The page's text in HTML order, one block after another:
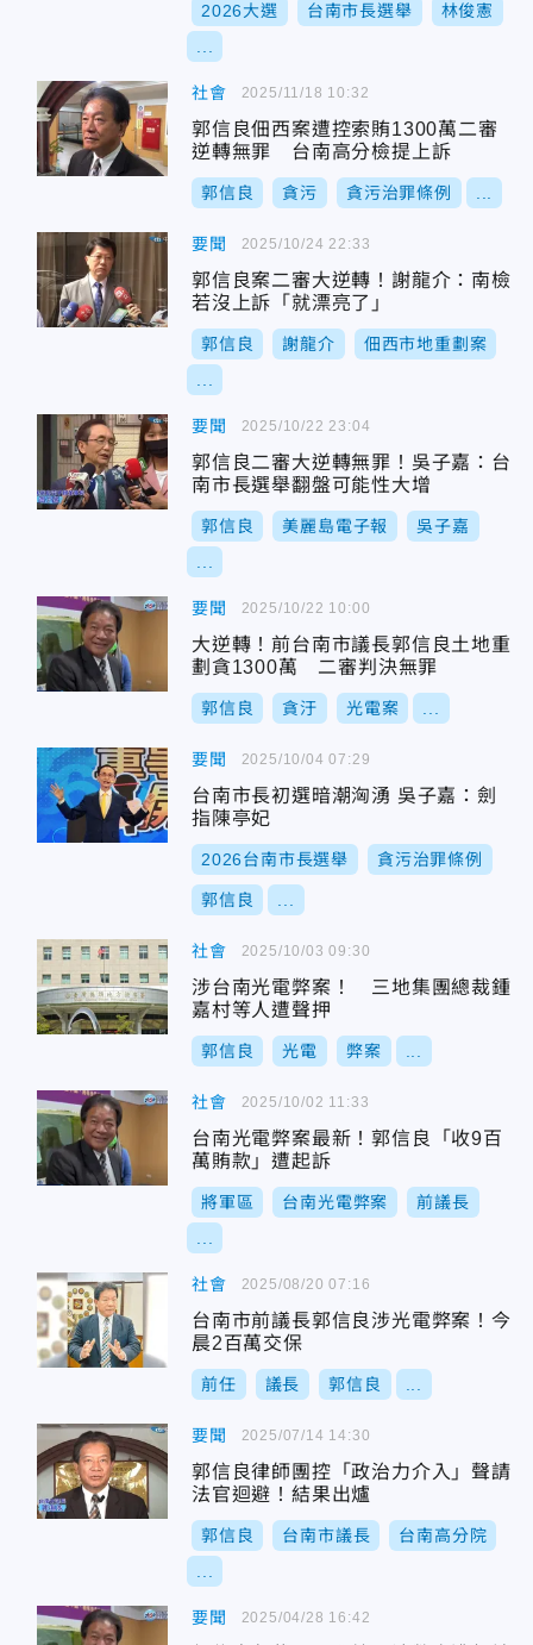
2026大選 台南市長選舉 林俊憲
社會
郭信良佃西案遭控索賄1300萬二審
逆轉無罪 台南高分檢提上訴
郭信良 貪污 貪污治罪條例
2025/11/18 10:32
要聞
郭信良案二審大逆轉！謝龍介：南檢
若沒上訴「就漂亮了」
郭信良 謝龍介 佃西市地重劃案
2025/10/24 22:33
要聞
郭信良二審大逆轉無罪！吳子嘉：台
南市長選舉翻盤可能性大增
郭信良 美麗島電子報 吳子嘉
2025/10/22 23:04
要聞
大逆轉！前台南市議長郭信良土地重
劃貪1300萬 二審判決無罪
郭信良 貪汙 光電案
2025/10/22 10:00
要聞
台南市長初選暗潮洶湧 吳子嘉：劍
指陳亭妃
2026台南市長選舉 貪污治罪條例
郭信良
2025/10/04 07:29
社會
涉台南光電弊案！ 三地集團總裁鍾
嘉村等人遭聲押
郭信良 光電 弊案
2025/10/03 09:30
社會
台南光電弊案最新！郭信良「收9百
萬賄款」遭起訴
將軍區 台南光電弊案 前議長
2025/10/02 11:33
社會
台南市前議長郭信良涉光電弊案！今
晨2百萬交保
前任 議長 郭信良
2025/08/20 07:16
要聞
郭信良律師團控「政治力介入」聲請
法官迴避！結果出爐
郭信良 台南市議長 台南高分院
2025/07/14 14:30
要聞 2025/04/28 16:42